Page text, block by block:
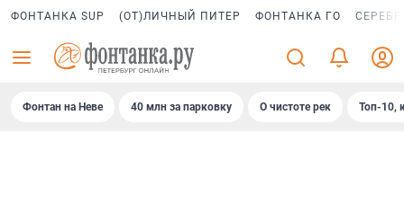
ФОНТАНКА SUP (ОТ)ЛИЧНЫЙ ПИТЕР ФОНТАНКА ГО
Фонтан на Неве 40 млн за парковку О чистоте рек Топ-10,